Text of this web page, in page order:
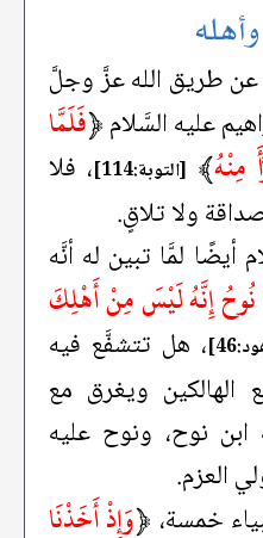
عن طريق الله عزَّ وجلَّ
عليه السَّلام﴿فَلَمَّا
مِنْهُ﴾ [التوبة:114]
، فلا
ولا تلاقٍ.
أيضًا لمَّا تبين له أنَّه
نُوحُ إِنَّهُ لَيْسَ مِنْ أَهْلِكَ
، هل تتشفَّع فيه
الهالكين ويغرق مع
ابن نوح، ونوح عليه
العزم.
خمسة، ﴿وَإِذْ أَخَذْنَا